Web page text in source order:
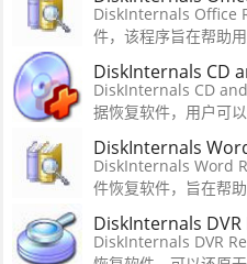
DiskInternals Office
件，该程序旨在帮助
Excel、PowerPoint
件类型，其具备了三
DiskInternals CD
DiskInternals CD and
据恢复软件，用户可
可以兼容光盘、刻录
需要的话可以来本站
DiskInternals
DiskInternals Word
件恢复软件，旨在帮
档，软件采用了简单
的磁盘分区或驱动器
要
DiskInternals DVR
DiskInternals DVR